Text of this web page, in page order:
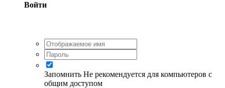
Войти
Запомнить Не рекомендуется для компьютеров с
общим доступом